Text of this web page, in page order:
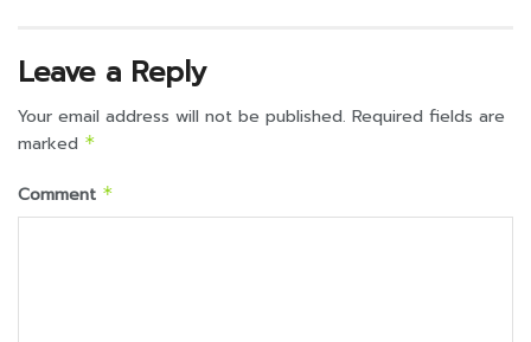
Leave a Reply
Your email address will not be published. Required fields are
marked *
Comment *